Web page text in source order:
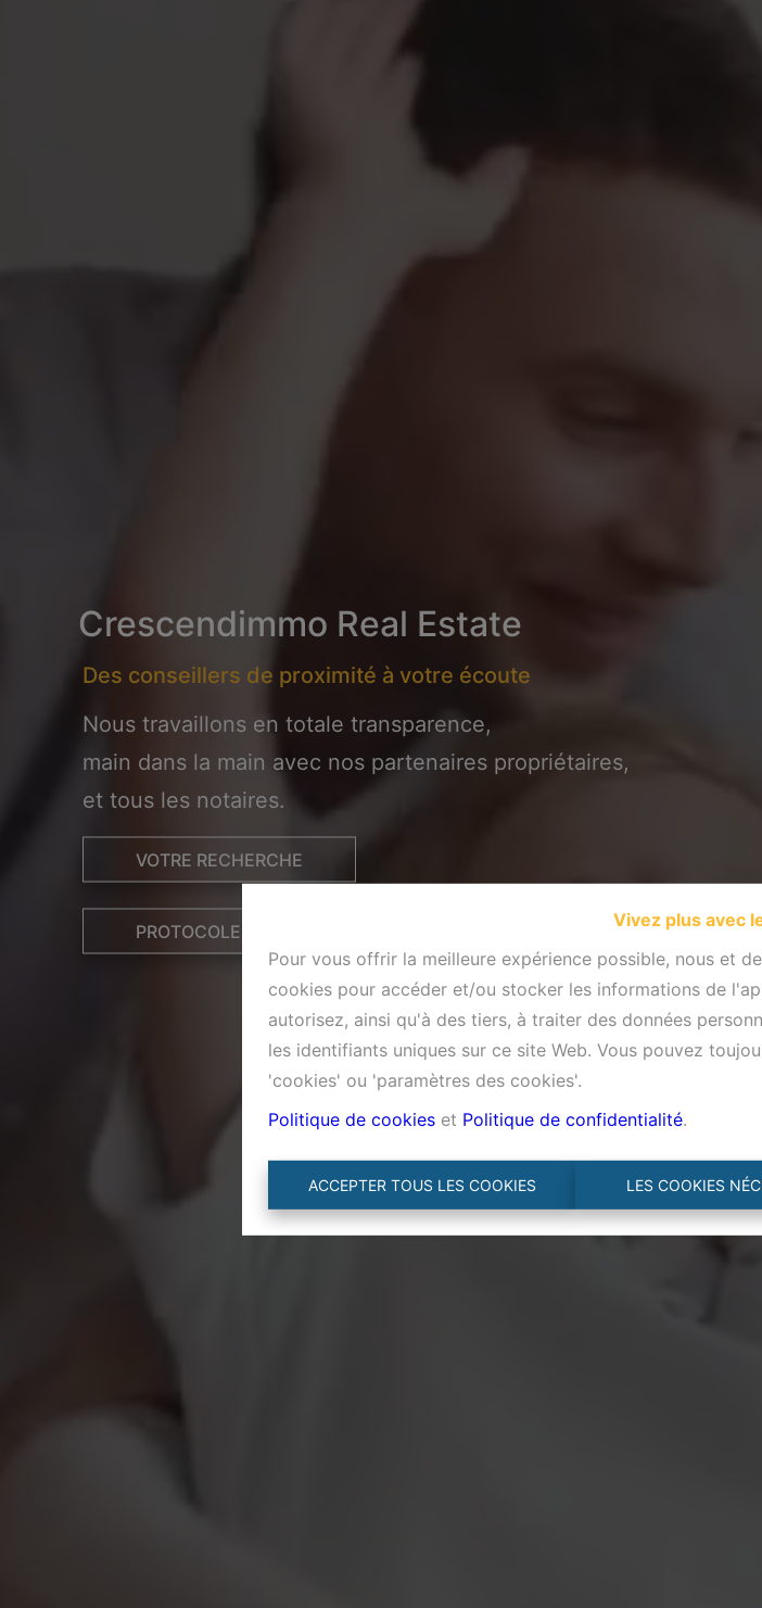
Vivez plus avec
Pour vous offrir la meilleure expérience possible, nous et
cookies pour accéder et/ou stocker les informations de
autorisez, ainsi qu'à des tiers, à traiter des données
les identifiants uniques sur ce site Web. Vous pouvez
'cookies' ou 'paramètres des cookies'.
Politique de cookies et Politique de confidentialité.
ACCEPTER TOUS LES COOKIES LES COOKIES
Crescendimmo Real Estate
Des conseillers de proximité à votre écoute
Nous travaillons en totale transparence,
main dans la main avec nos partenaires propriétaires,
et tous les notaires.
VOTRE RECHERCHE
PROTOCOLE DE VISITE